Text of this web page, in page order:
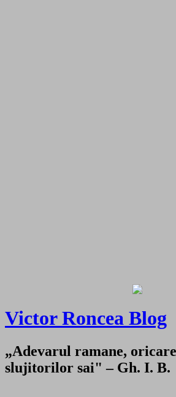
Victor Roncea Blog
„Adevarul ramane,
slujitorilor sai" – Gh. I. B.